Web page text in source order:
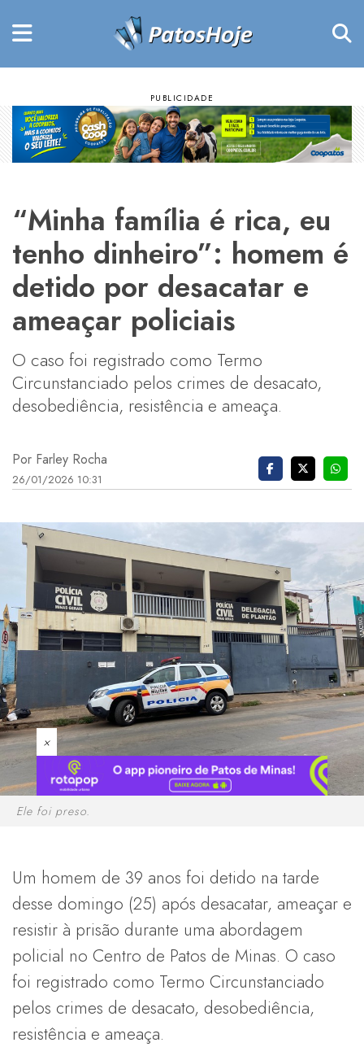
“Minha família é rica, eu
tenho dinheiro”: homem é
detido por desacatar e
ameaçar policiais
O caso foi registrado como Termo
Circunstanciado pelos crimes de desacato,
desobediência, resistência e ameaça.
Por Farley Rocha
26/01/2026 10:31
×
Ele foi preso.
Um homem de 39 anos foi detido na tarde
desse domingo (25) após desacatar, ameaçar e
resistir à prisão durante uma abordagem
policial no Centro de Patos de Minas. O caso
foi registrado como Termo Circunstanciado
pelos crimes de desacato, desobediência,
resistência e ameaça.